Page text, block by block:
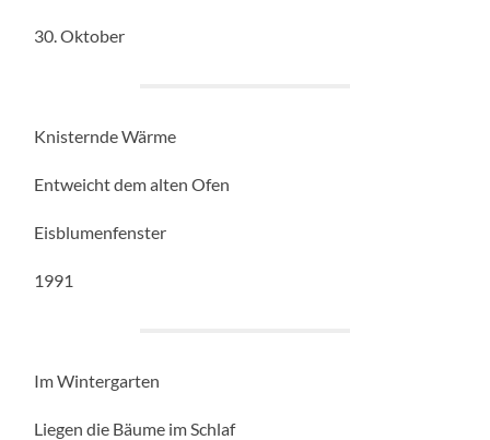
30. Oktober
Knisternde Wärme
Entweicht dem alten Ofen
Eisblumenfenster
1991
Im Wintergarten
Liegen die Bäume im Schlaf